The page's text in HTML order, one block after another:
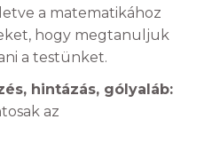
a matematikához
hogy megtanuljuk
a testünket.
hintázás, gólyaláb:
az